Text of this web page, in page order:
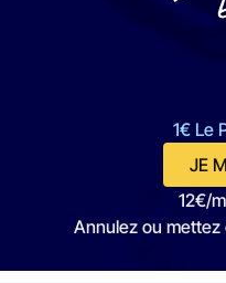
1€ Le
JE
12€/
Annulez ou mettez